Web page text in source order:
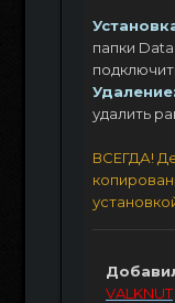
папки
Удаление:
удалить
ВСЕГДА!
VALKNUT